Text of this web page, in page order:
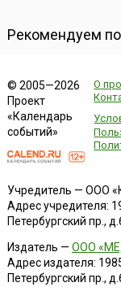
Рекомендуем
© 2005—2026
Проект
«Календарь
событий»
О
Учредитель — ООО
Адрес учредителя:
Петербургский пр.,
Издатель — ООО
Адрес издателя:
Петербургский пр.,